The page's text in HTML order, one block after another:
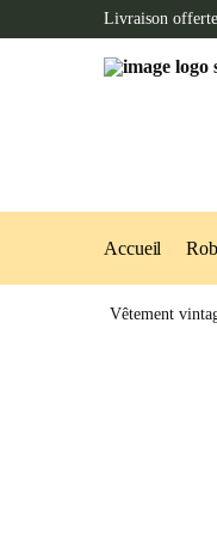
to
to
Livraison offerte
Accueil
Vêtement